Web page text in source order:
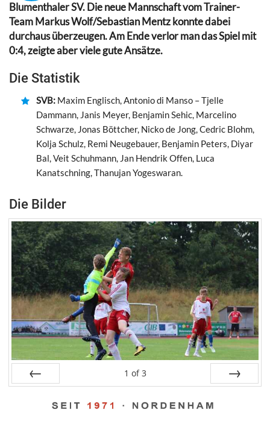
Blumenthaler SV. Die neue Mannschaft vom Trainer-
Team Markus Wolf/Sebastian Mentz konnte dabei
durchaus überzeugen. Am Ende verlor man das Spiel mit
0:4, zeigte aber viele gute Ansätze.
Die Statistik
SVB: Maxim Englisch, Antonio di Manso – Tjelle
Dammann, Janis Meyer, Benjamin Sehic, Marcelino
Schwarze, Jonas Böttcher, Nicko de Jong, Cedric Blohm,
Kolja Schulz, Remi Neugebauer, Benjamin Peters, Diyar
Bal, Veit Schuhmann, Jan Hendrik Offen, Luca
Kanatschning, Thanujan Yogeswaran.
Die Bilder
1 of 3